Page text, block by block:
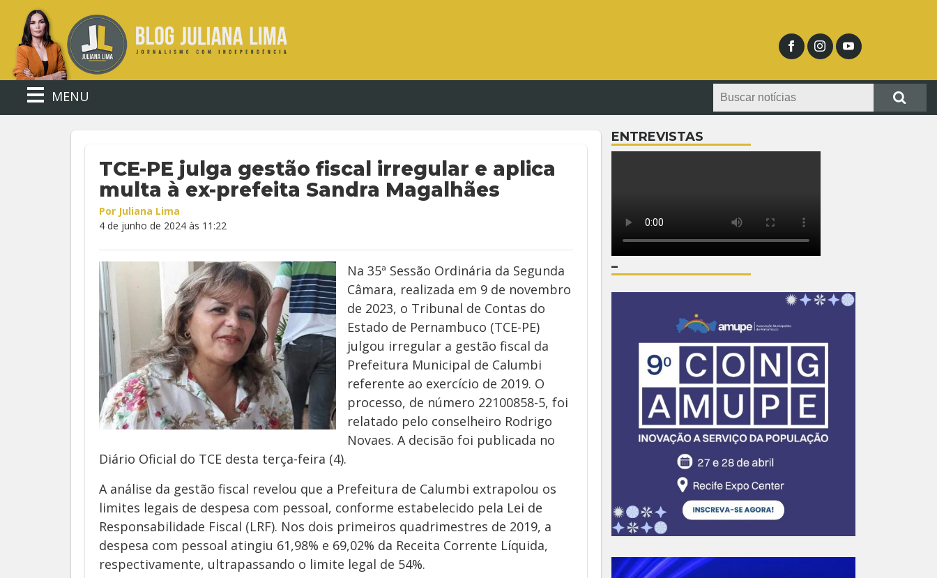
MENU
TCE-PE julga gestão fiscal irregular e aplica
multa à ex-prefeita Sandra Magalhães
Por Juliana Lima
4 de junho de 2024 às 11:22
Na 35ª Sessão Ordinária da Segunda
Câmara, realizada em 9 de novembro
de 2023, o Tribunal de Contas do
Estado de Pernambuco (TCE-PE)
julgou irregular a gestão fiscal da
Prefeitura Municipal de Calumbi
referente ao exercício de 2019. O
processo, de número 22100858-5, foi
relatado pelo conselheiro Rodrigo
Novaes. A decisão foi publicada no
Diário Oficial do TCE desta terça-feira (4).
A análise da gestão fiscal revelou que a Prefeitura de Calumbi extrapolou os
limites legais de despesa com pessoal, conforme estabelecido pela Lei de
Responsabilidade Fiscal (LRF). Nos dois primeiros quadrimestres de 2019, a
despesa com pessoal atingiu 61,98% e 69,02% da Receita Corrente Líquida,
respectivamente, ultrapassando o limite legal de 54%.
ENTREVISTAS
–